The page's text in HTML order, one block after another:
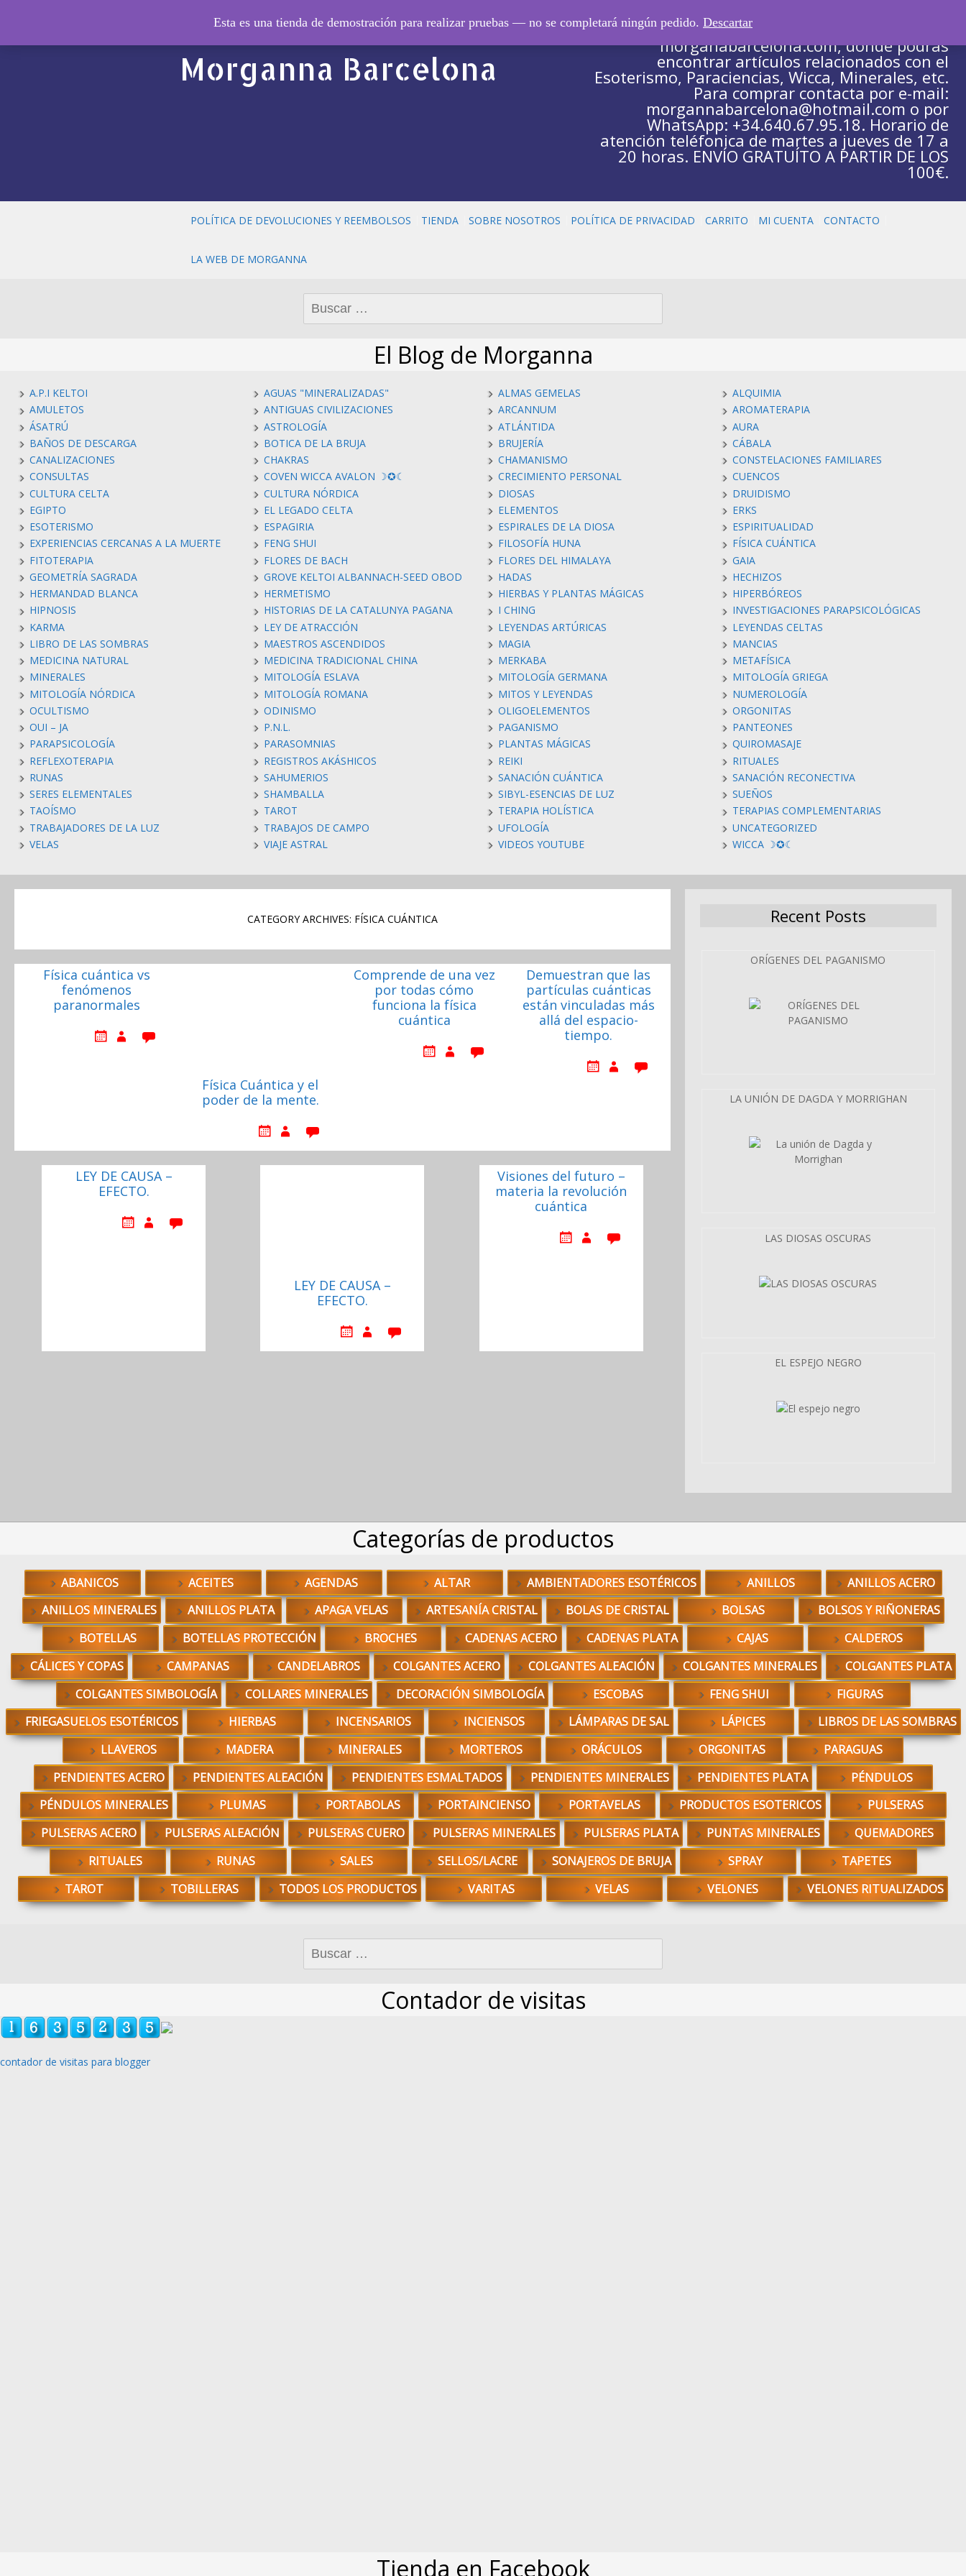
© El Caldero de
Morganna Barcelona
Tienda escaparate asociada a la web
morganabarcelona.com, donde podrás
encontrar artículos relacionados con el
Esoterismo, Paraciencias, Wicca, Minerales, etc.
Para comprar contacta por e-mail:
morgannabarcelona@hotmail.com o por
WhatsApp: +34.640.67.95.18. Horario de
atención teléfonica de martes a jueves de 17 a
20 horas. ENVÍO GRATUÍTO A PARTIR DE LOS
100€.
POLÍTICA DE DEVOLUCIONES Y REEMBOLSOS TIENDA SOBRE NOSOTROS POLÍTICA DE PRIVACIDAD CARRITO MI CUENTA CONTACTO
LA WEB DE MORGANNA
El Blog de Morganna
A.P.I KELTOI AGUAS "MINERALIZADAS" ALMAS GEMELAS
ALQUIMIA
AMULETOS
ANTIGUAS CIVILIZACIONES ARCANNUM
AROMATERAPIA
ÁSATRÚ
ASTROLOGÍA ATLÁNTIDA
AURA
BAÑOS DE DESCARGA
BOTICA DE LA BRUJA BRUJERÍA
CÁBALA
CANALIZACIONES
CHAKRAS CHAMANISMO
CONSTELACIONES FAMILIARES
CONSULTAS
COVEN WICCA AVALON ☽✪☾ CRECIMIENTO PERSONAL
CUENCOS
CULTURA CELTA
CULTURA NÓRDICA DIOSAS
DRUIDISMO
EGIPTO
EL LEGADO CELTA ELEMENTOS
ERKS
ESOTERISMO
ESPAGIRIA ESPIRALES DE LA DIOSA
ESPIRITUALIDAD
EXPERIENCIAS CERCANAS A LA MUERTE
FENG SHUI FILOSOFÍA HUNA
FÍSICA CUÁNTICA
FITOTERAPIA
FLORES DE BACH FLORES DEL HIMALAYA
GAIA
GEOMETRÍA SAGRADA
GROVE KELTOI ALBANNACH-SEED OBOD HADAS
HECHIZOS
HERMANDAD BLANCA
HERMETISMO HIERBAS Y PLANTAS MÁGICAS
HIPERBÓREOS
HIPNOSIS
HISTORIAS DE LA CATALUNYA PAGANA I CHING
INVESTIGACIONES PARAPSICOLÓGICAS
KARMA
LEY DE ATRACCIÓN LEYENDAS ARTÚRICAS
LEYENDAS CELTAS
LIBRO DE LAS SOMBRAS
MAESTROS ASCENDIDOS MAGIA
MANCIAS
MEDICINA NATURAL
MEDICINA TRADICIONAL CHINA MERKABA
METAFÍSICA
MINERALES
MITOLOGÍA ESLAVA MITOLOGÍA GERMANA
MITOLOGÍA GRIEGA
MITOLOGÍA NÓRDICA
MITOLOGÍA ROMANA MITOS Y LEYENDAS
NUMEROLOGÍA
OCULTISMO
ODINISMO OLIGOELEMENTOS
ORGONITAS
OUI – JA
P.N.L. PAGANISMO
PANTEONES
PARAPSICOLOGÍA
PARASOMNIAS PLANTAS MÁGICAS
QUIROMASAJE
REFLEXOTERAPIA
REGISTROS AKÁSHICOS REIKI
RITUALES
RUNAS
SAHUMERIOS SANACIÓN CUÁNTICA
SANACIÓN RECONECTIVA
SERES ELEMENTALES
SHAMBALLA SIBYL-ESENCIAS DE LUZ
SUEÑOS
TAOÍSMO
TAROT TERAPIA HOLÍSTICA
TERAPIAS COMPLEMENTARIAS
TRABAJADORES DE LA LUZ
TRABAJOS DE CAMPO UFOLOGÍA
UNCATEGORIZED
VELAS
VIAJE ASTRAL VIDEOS YOUTUBE WICCA ☽✪☾
CATEGORY ARCHIVES: FÍSICA CUÁNTICA
Física cuántica vs
fenómenos
paranormales
Física Cuántica y el
poder de la mente.
Comprende de una vez
por todas cómo
funciona la física
cuántica
Demuestran que las
partículas cuánticas
están vinculadas más
allá del espacio-
tiempo.
LEY DE CAUSA –
EFECTO.
LEY DE CAUSA –
EFECTO.
Visiones del futuro –
materia la revolución
cuántica
Recent Posts
ORÍGENES DEL PAGANISMO
LA UNIÓN DE DAGDA Y MORRIGHAN
LAS DIOSAS OSCURAS
EL ESPEJO NEGRO
Categorías de productos
ABANICOS ACEITES AGENDAS ALTAR AMBIENTADORES ESOTÉRICOS ANILLOS
ANILLOS ACERO
ANILLOS MINERALES
ANILLOS PLATA APAGA VELAS ARTESANÍA CRISTAL BOLAS DE CRISTAL BOLSAS
BOLSOS Y RIÑONERAS
BOTELLAS
BOTELLAS PROTECCIÓN BROCHES CADENAS ACERO CADENAS PLATA CAJAS
CALDEROS
CÁLICES Y COPAS
CAMPANAS CANDELABROS COLGANTES ACERO COLGANTES ALEACIÓN COLGANTES MINERALES
COLGANTES PLATA
COLGANTES SIMBOLOGÍA
COLLARES MINERALES DECORACIÓN SIMBOLOGÍA ESCOBAS FENG SHUI
FIGURAS
FRIEGASUELOS ESOTÉRICOS
HIERBAS INCENSARIOS INCIENSOS LÁMPARAS DE SAL LÁPICES
LIBROS DE LAS SOMBRAS
LLAVEROS
MADERA MINERALES MORTEROS ORÁCULOS ORGONITAS
PARAGUAS
PENDIENTES ACERO
PENDIENTES ALEACIÓN PENDIENTES ESMALTADOS PENDIENTES MINERALES PENDIENTES PLATA
PÉNDULOS
PÉNDULOS MINERALES
PLUMAS PORTABOLAS PORTAINCIENSO PORTAVELAS PRODUCTOS ESOTERICOS
PULSERAS
PULSERAS ACERO
PULSERAS ALEACIÓN PULSERAS CUERO PULSERAS MINERALES PULSERAS PLATA PUNTAS MINERALES
QUEMADORES
RITUALES
RUNAS SALES SELLOS/LACRE SONAJEROS DE BRUJA SPRAY
TAPETES
TAROT
TOBILLERAS TODOS LOS PRODUCTOS VARITAS VELAS VELONES VELONES RITUALIZADOS
Contador de visitas
contador de visitas para blogger
Tienda en Facebook
Esta es una tienda de demostración para realizar pruebas — no se completará ningún pedido. Descartar